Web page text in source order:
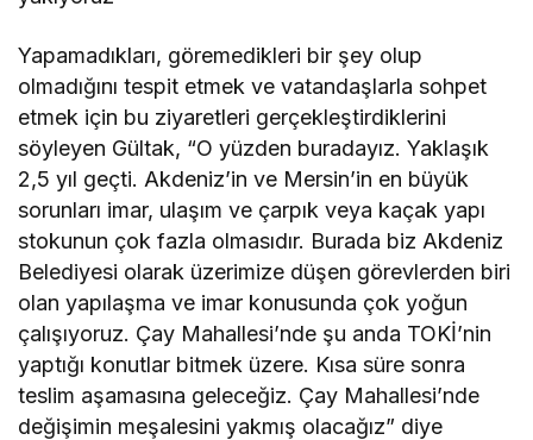
Yapamadıkları, göremedikleri bir şey olup
olmadığını tespit etmek ve vatandaşlarla sohpet
etmek için bu ziyaretleri gerçekleştirdiklerini
söyleyen Gültak, “O yüzden buradayız. Yaklaşık
2,5 yıl geçti. Akdeniz’in ve Mersin’in en büyük
sorunları imar, ulaşım ve çarpık veya kaçak yapı
stokunun çok fazla olmasıdır. Burada biz Akdeniz
Belediyesi olarak üzerimize düşen görevlerden biri
olan yapılaşma ve imar konusunda çok yoğun
çalışıyoruz. Çay Mahallesi’nde şu anda TOKİ’nin
yaptığı konutlar bitmek üzere. Kısa süre sonra
teslim aşamasına geleceğiz. Çay Mahallesi’nde
değişimin meşalesini yakmış olacağız” diye